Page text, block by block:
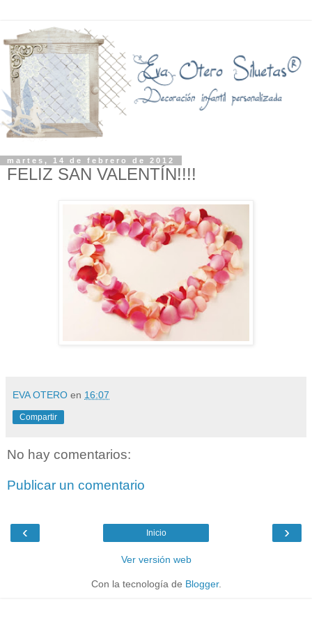
martes, 14 de febrero de 2012
FELIZ SAN VALENTÍN!!!!
EVA OTERO en 16:07
Compartir
No hay comentarios:
Publicar un comentario
‹ ›
Inicio
Ver versión web
Con la tecnología de Blogger.